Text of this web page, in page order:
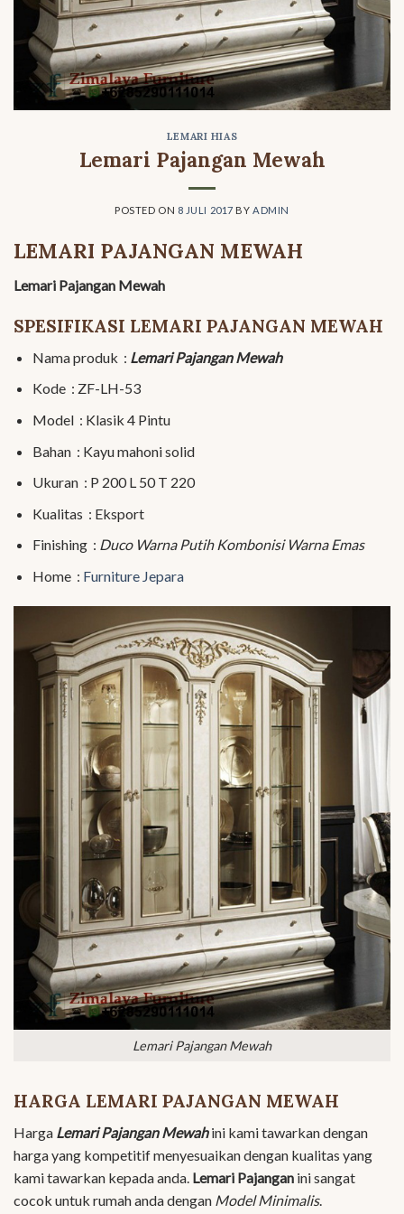
LEMARI HIAS
Lemari Pajangan Mewah
POSTED ON 8 JULI 2017 BYADMIN
LEMARI PAJANGAN MEWAH
Lemari Pajangan Mewah
SPESIFIKASI LEMARI PAJANGAN MEWAH
Nama produk : Lemari Pajangan Mewah
Kode : ZF-LH-53
Model : Klasik 4 Pintu
Bahan : Kayu mahoni solid
Ukuran : P 200 L 50 T 220
Kualitas : Eksport
Finishing : Duco Warna Putih Kombonisi Warna Emas
Home : Furniture Jepara
Lemari Pajangan Mewah
HARGA LEMARI PAJANGAN MEWAH
Harga Lemari Pajangan Mewahini kami tawarkan dengan
harga yang kompetitif menyesuaikan dengan kualitas yang
kami tawarkan kepada anda. Lemari Pajangan ini sangat
cocok untuk rumah anda dengan Model Minimalis.